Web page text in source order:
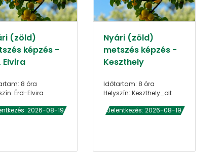
(zöld)
képzés -
Elvira
8 óra
Érd-Elvira
2026-08-19
Nyári (zöld)
metszés képzés -
Keszthely
Időtartam: 8 óra
Helyszín: Keszthely_olt
Jelentkezés: 2026-08-19